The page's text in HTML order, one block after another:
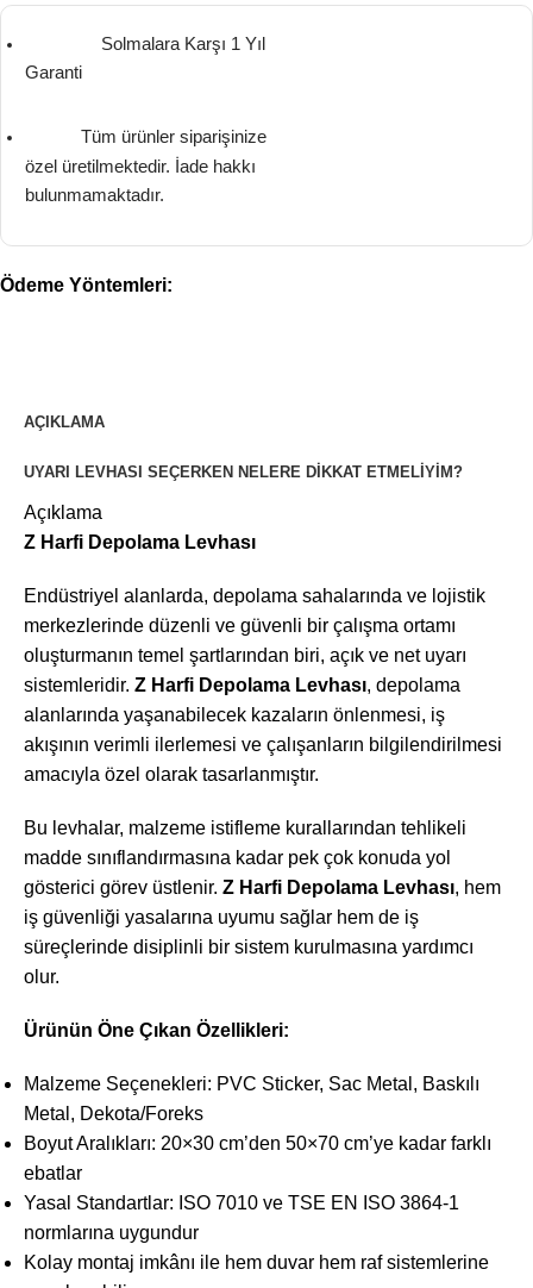
Solmalara Karşı 1 Yıl
Garanti
Tüm ürünler siparişinize
özel üretilmektedir. İade hakkı
bulunmamaktadır.
Ödeme Yöntemleri:
AÇIKLAMA
UYARI LEVHASI SEÇERKEN NELERE DIKKAT ETMELIYIM?
Açıklama
Z Harfi Depolama Levhası
Endüstriyel alanlarda, depolama sahalarında ve lojistik
merkezlerinde düzenli ve güvenli bir çalışma ortamı
oluşturmanın temel şartlarından biri, açık ve net uyarı
sistemleridir. Z Harfi Depolama Levhası, depolama
alanlarında yaşanabilecek kazaların önlenmesi, iş
akışının verimli ilerlemesi ve çalışanların bilgilendirilmesi
amacıyla özel olarak tasarlanmıştır.
Bu levhalar, malzeme istifleme kurallarından tehlikeli
madde sınıflandırmasına kadar pek çok konuda yol
gösterici görev üstlenir. Z Harfi Depolama Levhası, hem
iş güvenliği yasalarına uyumu sağlar hem de iş
süreçlerinde disiplinli bir sistem kurulmasına yardımcı
olur.
Ürünün Öne Çıkan Özellikleri:
Malzeme Seçenekleri: PVC Sticker, Sac Metal, Baskılı
Metal, Dekota/Foreks
Boyut Aralıkları: 20×30 cm’den 50×70 cm’ye kadar farklı
ebatlar
Yasal Standartlar: ISO 7010 ve TSE EN ISO 3864-1
normlarına uygundur
Kolay montaj imkânı ile hem duvar hem raf sistemlerine